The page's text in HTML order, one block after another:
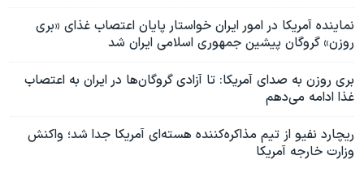
نماینده آمریکا در امور ایران خواستار پایان اعتصاب غذای «بری
روزن» گروگان پیشین جمهوری اسلامی ایران شد
بری روزن به صدای آمریکا: تا آزادی گروگان‌ها در ایران به اعتصاب
غذا ادامه می‌دهم
ریچارد نفیو از تیم مذاکره‌کننده هسته‌ای آمریکا جدا شد؛ واکنش
وزارت خارجه آمریکا